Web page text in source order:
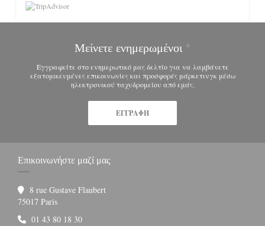
Μείνετε ενημερωμένοι *
Εγγραφείτε στο ενημερωτικό μας δελτίο για να λαμβάνετε
εξατομικευμένες επικοινωνίες και προσφορές μάρκετινγκ μέσω
ηλεκτρονικού ταχυδρομείου από εμάς.
ΕΓΓΡΑΦΉ
Επικοινωνήστε μαζί μας
8 rue Gustave Flaubert
75017 Paris((ανοίγει σε νέο παράθυρο))
01 43 80 18 30